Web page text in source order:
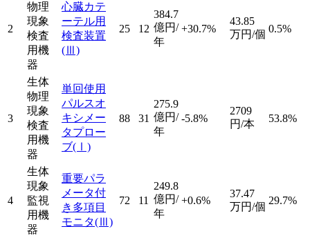
2
物理
現象
検査
用機
器
心臓カテ
ーテル用
検査装置
(Ⅲ)
25 12
384.7
億円/
年
+30.7%
43.85
万円/個 0.5%
3
生体
物理
現象
検査
用機
器
単回使用
パルスオ
キシメー
タプロー
ブ(Ⅰ)
88 31
275.9
億円/
年
-5.8%
2709
円/本
53.8%
4
生体
現象
監視
用機
器
重要パラ
メータ付
き多項目
モニタ(Ⅲ)
72 11
249.8
億円/
年
+0.6%
37.47
万円/個
29.7%